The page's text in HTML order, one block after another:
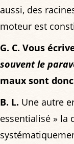
aussi, des
moteur est
G. C. Vous
souvent le
maux sont
B. L. Une autre
essentialisé » la